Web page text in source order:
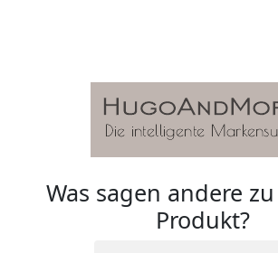
Was sagen andere
Produkt?